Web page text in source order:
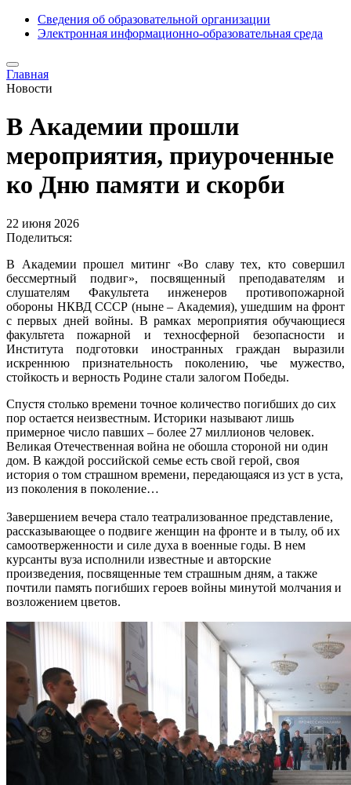
Сведения об образовательной организации
Электронная информационно-образовательная среда
Главная
Новости
В Академии прошли
мероприятия, приуроченные
ко Дню памяти и скорби
22 июня 2026
Поделиться:
В Академии прошел митинг «Во славу тех, кто совершил
бессмертный подвиг», посвященный преподавателям и
слушателям Факультета инженеров противопожарной
обороны НКВД СССР (ныне – Академия), ушедшим на фронт
с первых дней войны. В рамках мероприятия обучающиеся
факультета пожарной и техносферной безопасности и
Института подготовки иностранных граждан выразили
искреннюю признательность поколению, чье мужество,
стойкость и верность Родине стали залогом Победы.
Спустя столько времени точное количество погибших до сих
пор остается неизвестным. Историки называют лишь
примерное число павших – более 27 миллионов человек.
Великая Отечественная война не обошла стороной ни один
дом. В каждой российской семье есть свой герой, своя
история о том страшном времени, передающаяся из уст в уста,
из поколения в поколение…
Завершением вечера стало театрализованное представление,
рассказывающее о подвиге женщин на фронте и в тылу, об их
самоотверженности и силе духа в военные годы. В нем
курсанты вуза исполнили известные и авторские
произведения, посвященные тем страшным дням, а также
почтили память погибших героев войны минутой молчания и
возложением цветов.